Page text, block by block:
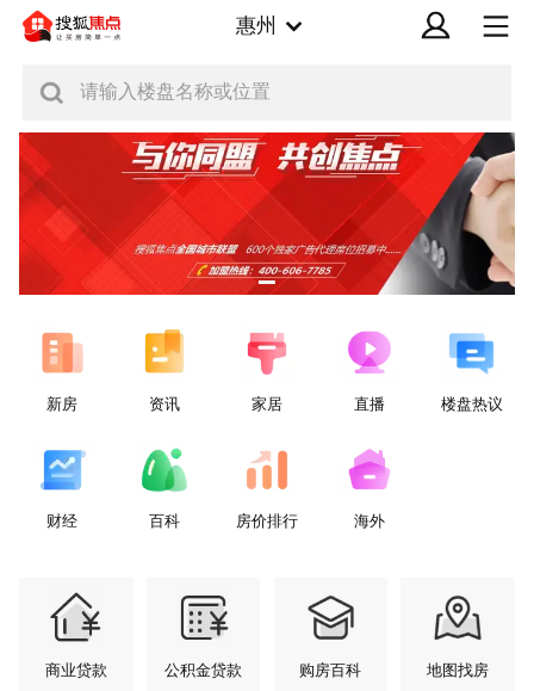
惠州
请输入楼盘名称或位置
新房 资讯 家居 直播 楼盘热议
财经 百科 房价排行 海外
商业贷款 公积金贷款 购房百科 地图找房